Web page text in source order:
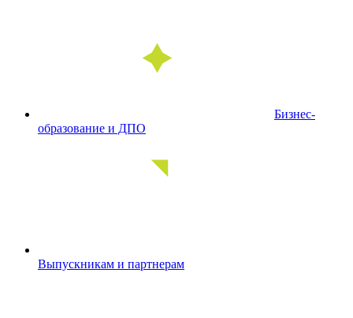
Бизнес-
образование и ДПО
Выпускникам и партнерам